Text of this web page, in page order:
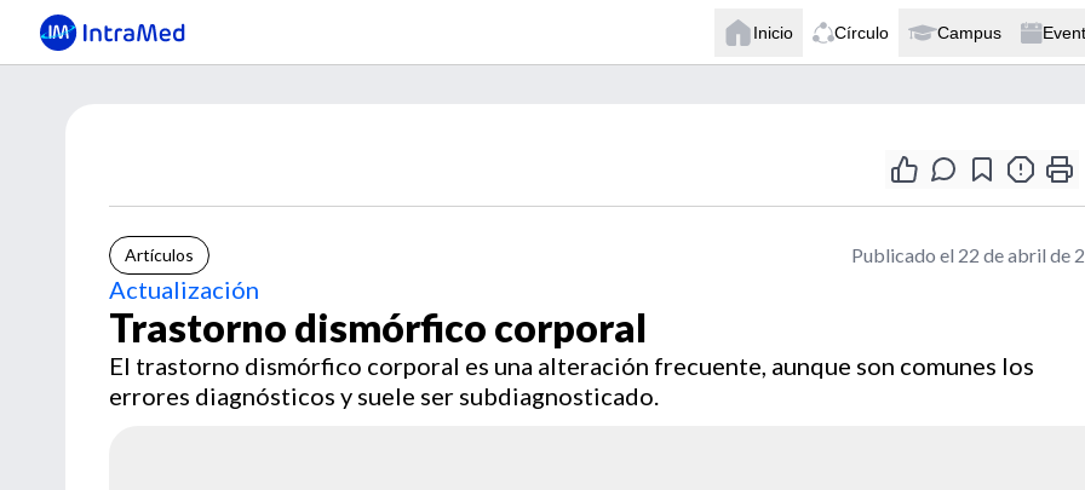
Inicio Círculo Campus
Artículos Publicado el 22 de abril de
Actualización
Trastorno dismórfico corporal
El trastorno dismórfico corporal es una alteración frecuente, aunque son comunes los
errores diagnósticos y suele ser subdiagnosticado.